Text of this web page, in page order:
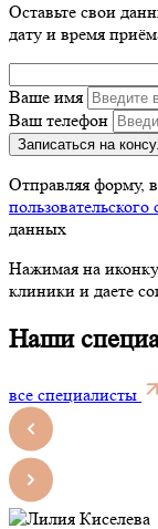
Оставьте свои
дату и время
Ваше имя
Ваш телефон
Записаться на
Отправляя форму,
данных
Нажимая на
клиники и даете
Наши
все специалисты